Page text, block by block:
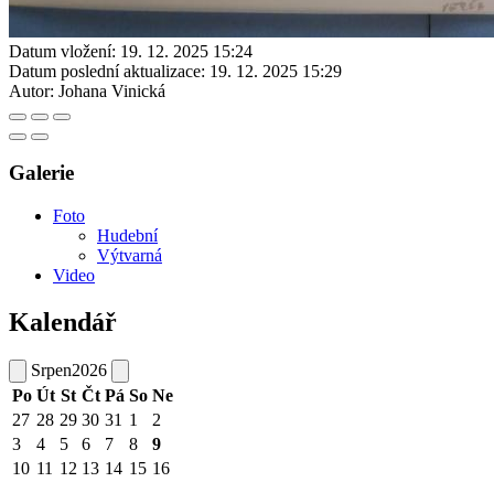
Datum vložení: 19. 12. 2025 15:24
Datum poslední aktualizace: 19. 12. 2025 15:29
Autor: Johana Vinická
Galerie
Foto
Hudební
Výtvarná
Video
Kalendář
Srpen2026
Po Út St Čt Pá So Ne
27 28 29 30 31 1
2
3
4 5 6 7 8
9
10 11 12 13 14 15 16